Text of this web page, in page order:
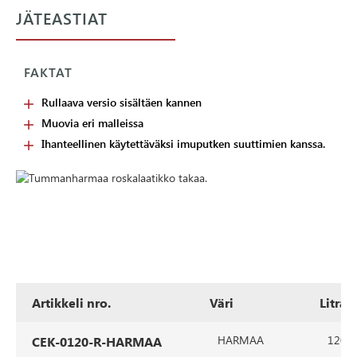
JÄTEASTIAT
FAKTAT
Rullaava versio sisältäen kannen
Muovia eri malleissa
Ihanteellinen käytettäväksi imuputken suuttimien kanssa.
Artikkeli nro. Väri Litrat
CEK-0120-R-HARMAA HARMAA 120